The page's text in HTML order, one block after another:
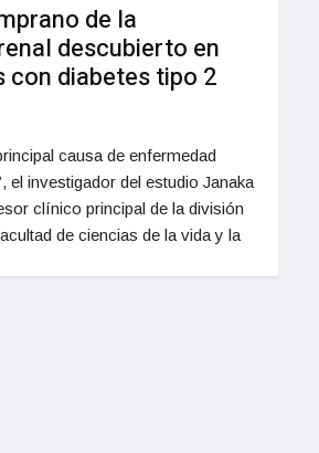
de la
descubierto en
con diabetes tipo 2
causa de enfermedad
el investigador del estudio Janaka
clínico principal de la división
de ciencias de la vida y la